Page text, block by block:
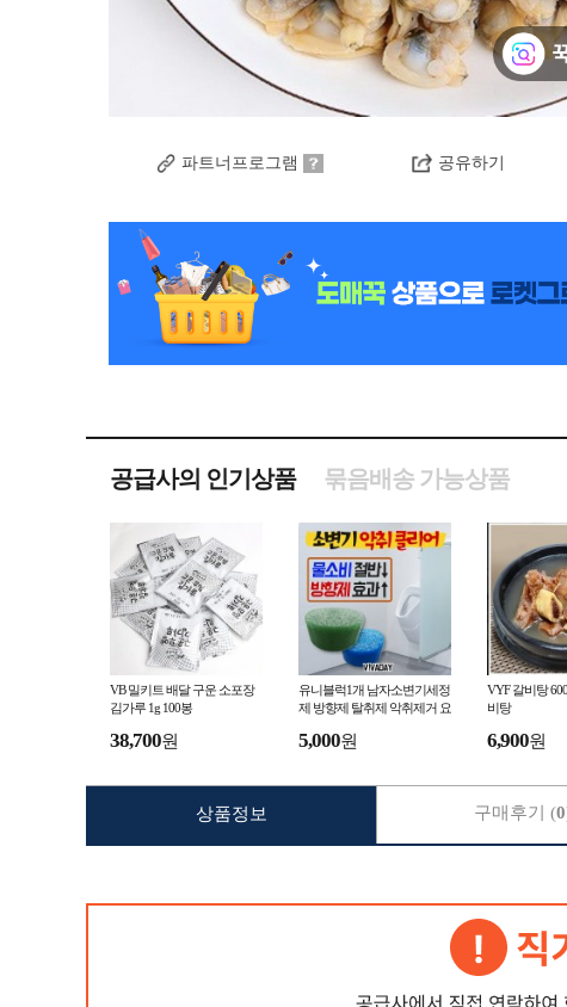
파트너프로그램 공유하기
공급사의 인기상품 묶음배송 가능상품
VB 밀키트 배달 구운 소포장
김가루 1g 100봉
38,700원
유니블럭1개 남자소변기세정
제 방향제 탈취제 악취제거 요
5,000원
VYF 갈비탕
비탕
6,900원
상품정보 구매후기 (0